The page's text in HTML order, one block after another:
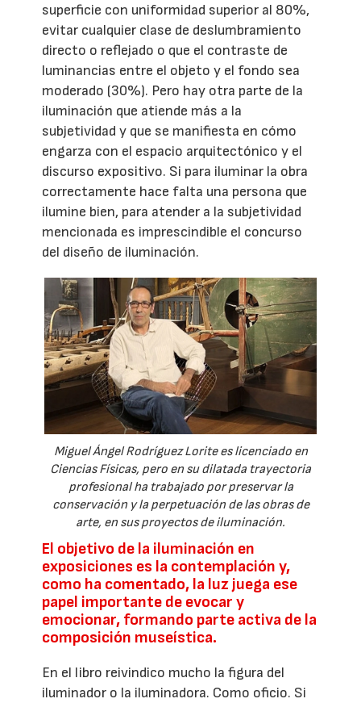
superficie con uniformidad superior al 80%,
evitar cualquier clase de deslumbramiento
directo o reflejado o que el contraste de
luminancias entre el objeto y el fondo sea
moderado (30%). Pero hay otra parte de la
iluminación que atiende más a la
subjetividad y que se manifiesta en cómo
engarza con el espacio arquitectónico y el
discurso expositivo. Si para iluminar la obra
correctamente hace falta una persona que
ilumine bien, para atender a la subjetividad
mencionada es imprescindible el concurso
del diseño de iluminación.
Miguel Ángel Rodríguez Lorite es licenciado en
Ciencias Físicas, pero en su dilatada trayectoria
profesional ha trabajado por preservar la
conservación y la perpetuación de las obras de
arte, en sus proyectos de iluminación.
El objetivo de la iluminación en
exposiciones es la contemplación y,
como ha comentado, la luz juega ese
papel importante de evocar y
emocionar, formando parte activa de la
composición museística.
En el libro reivindico mucho la figura del
iluminador o la iluminadora. Como oficio. Si